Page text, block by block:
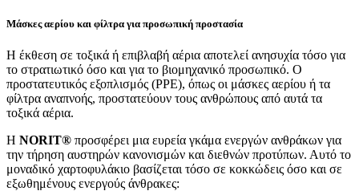
Μάσκες αερίου και φίλτρα για προσωπική προστασία
Η έκθεση σε τοξικά ή επιβλαβή αέρια αποτελεί ανησυχία τόσο για
το στρατιωτικό όσο και για το βιομηχανικό προσωπικό. Ο
προστατευτικός εξοπλισμός (PPE), όπως οι μάσκες αερίου ή τα
φίλτρα αναπνοής, προστατεύουν τους ανθρώπους από αυτά τα
τοξικά αέρια.
Η NORIT® προσφέρει μια ευρεία γκάμα ενεργών ανθράκων για
την τήρηση αυστηρών κανονισμών και διεθνών προτύπων. Αυτό το
μοναδικό χαρτοφυλάκιο βασίζεται τόσο σε κοκκώδεις όσο και σε
εξωθημένους ενεργούς άνθρακες: